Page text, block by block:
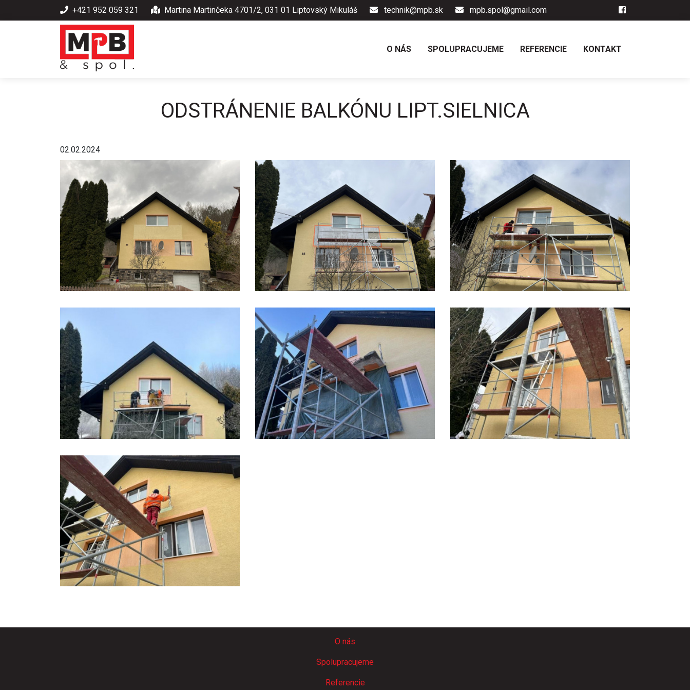
+421 952 059 321 Martina Martinčeka 4701/2, 031 01 Liptovský Mikuláš technik@mpb.sk mpb.spol@gmail.com
O NÁS SPOLUPRACUJEME REFERENCIE KONTAKT
ODSTRÁNENIE BALKÓNU LIPT.SIELNICA
02.02.2024
O nás
Spolupracujeme
Referencie